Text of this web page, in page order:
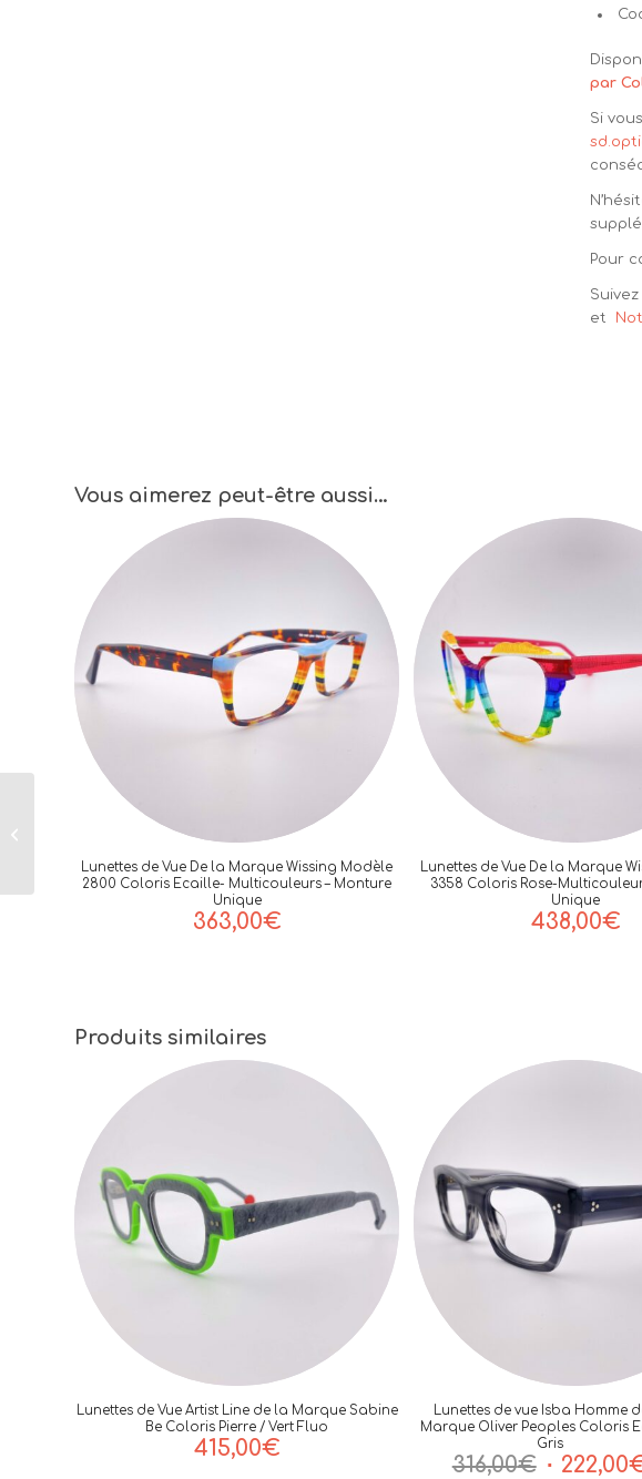
par
Si
Pour
et
Vous aimerez peut-être aussi…
Lunettes de Vue De la Marque Wissing Modèle
2800 Coloris Ecaille- Multicouleurs – Monture
Unique
363,00€
Lunettes de Vue De la Marque
3358 Coloris Rose-
Unique
438,00€
Produits similaires
Lunettes de Vue Artist Line de la Marque Sabine
Be Coloris Pierre / Vert Fluo
415,00€
Lunettes de vue Isba Homme
Marque Oliver Peoples Coloris
Gris
316,00€ Le222,00
Lunettes de Vue De
la Marque Wissing
Bleu Jaune Ecaille...